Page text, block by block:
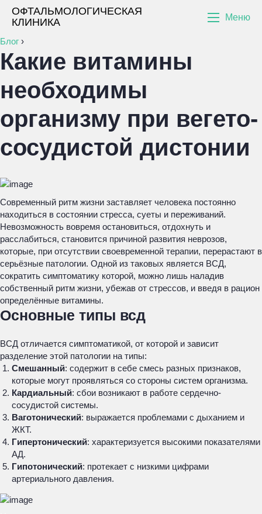
ОФТАЛЬМОЛОГИЧЕСКАЯ
КЛИНИКА
Меню
Блог ›
Какие витамины
необходимы
организму при вегето-
сосудистой дистонии
Современный ритм жизни заставляет человека постоянно
находиться в состоянии стресса, суеты и переживаний.
Невозможность вовремя остановиться, отдохнуть и
расслабиться, становится причиной развития неврозов,
которые, при отсутствии своевременной терапии, перерастают в
серьёзные патологии. Одной из таковых является ВСД,
сократить симптоматику которой, можно лишь наладив
собственный ритм жизни, убежав от стрессов, и введя в рацион
определённые витамины.
Основные типы всд
ВСД отличается симптоматикой, от которой и зависит
разделение этой патологии на типы:
Смешанный: содержит в себе смесь разных признаков,
которые могут проявляться со стороны систем организма.
Кардиальный: сбои возникают в работе сердечно-
сосудистой системы.
Ваготонический: выражается проблемами с дыханием и
ЖКТ.
Гипертонический: характеризуется высокими показателями
АД.
Гипотонический: протекает с низкими цифрами
артериального давления.